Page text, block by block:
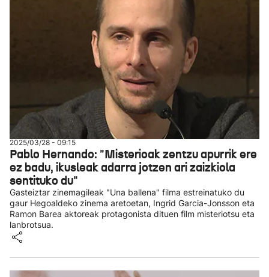
2025/03/28 - 09:15
Pablo Hernando: "Misterioak zentzu apurrik ere
ez badu, ikusleak adarra jotzen ari zaizkiola
sentituko du"
Gasteiztar zinemagileak "Una ballena" filma estreinatuko du
gaur Hegoaldeko zinema aretoetan, Ingrid Garcia-Jonsson eta
Ramon Barea aktoreak protagonista dituen film misteriotsu eta
lanbrotsua.